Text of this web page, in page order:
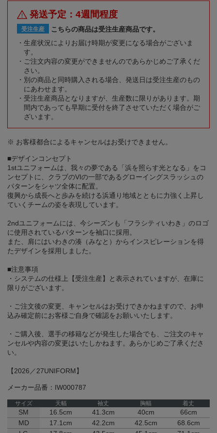
発送予定：4週間程度
受注生産
こちらの商品は受注生産商品です。
生産状況によりお届け時期が変更になる場合がございま
す。
ご注文内容の変更ができませんのであらかじめご了承くだ
さい。
別の商品と同時購入される場合、発送日は受注生産のもの
にあわせます。
受注生産商品となりますが、生産数に限りがあります。期
間内であっても早期に受付を終了させていただく場合がご
ざいます。
※ お客様都合によるキャンセルはお受けできません。
■デザインコンセプト
1stユニフォームは、我々の夢である「浜を照らす光となる」をコ
ンセプトに、クラブのVIの一部であるグローイングスラッシュの
パターンをシャツ全体に配置。
復興から成長へと歩みを続ける浜通り地域とともに力強く上昇し
ていくチームの姿を表現しています。
2ndユニフォームには、今シーズンも「フラシティいわき」のロゴ
に使用されているパターンを袖口に採用。
また、肩にはいわきの湊（みなと）からインスピレーションを得
たデザインを採用しました。
■注意事項
・システムの仕様上【受注生産】と表示されていますが、​在庫に
限りがございます。
・ご注文後の変更、キャンセルはお受けできかねますので、お申
込み確定前にお客様ご自身で確認をお願いいたします。
・ご購入後、選手の移籍などが発生した場合でも、ご注文のキャ
ンセルや内容の変更はいたしかねます。あらかじめご了承くださ
い。
【2026／27UNIFORM】
メーカー品番：IW000787
サイズ 天幅 袖丈 胸幅 着丈
SM 16.5cm 41.3cm 40cm
66cm
MD
17.1cm 42.2cm 42.5cm
68.6cm